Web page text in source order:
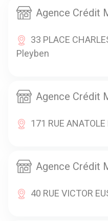
Agence Crédit
33 PLACE
Pleyben
Agence Crédit
171 RUE
Agence Crédit
40 RUE VICTOR